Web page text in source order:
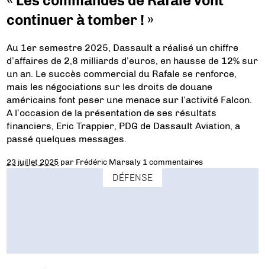
continuer à tomber ! »
Au 1er semestre 2025, Dassault a réalisé un chiffre
d’affaires de 2,8 milliards d’euros, en hausse de 12% sur
un an. Le succès commercial du Rafale se renforce,
mais les négociations sur les droits de douane
américains font peser une menace sur l’activité Falcon.
A l’occasion de la présentation de ses résultats
financiers, Eric Trappier, PDG de Dassault Aviation, a
passé quelques messages.
23 juillet 2025 par Frédéric Marsaly 1 commentaires
DÉFENSE